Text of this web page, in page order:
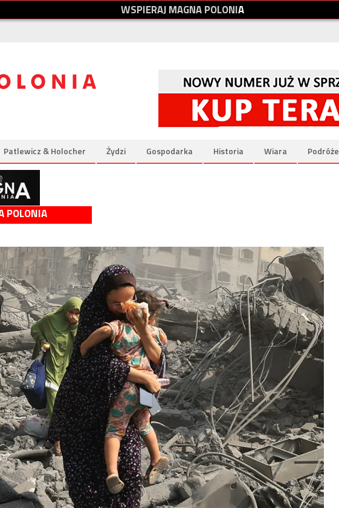
WSPIERAJMAGNAPOLONIA
Patlewicz & Holocher Żydzi Gospodarka Historia Wiara Podróże
POLONIA